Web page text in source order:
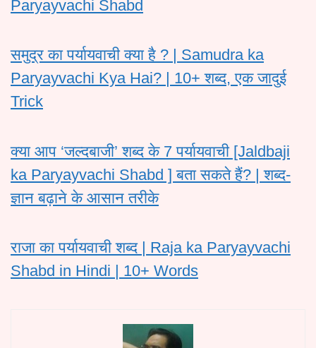
Paryayvachi Shabd
समुद्र का पर्यायवाची क्या है ? | Samudra ka
Paryayvachi Kya Hai? | 10+ शब्द, एक जादुई
Trick
क्या आप ‘जल्दबाजी’ शब्द के 7 पर्यायवाची [Jaldbaji
ka Paryayvachi Shabd ] बता सकते हैं? | शब्द-
ज्ञान बढ़ाने के आसान तरीके
राजा का पर्यायवाची शब्द | Raja ka Paryayvachi
Shabd in Hindi | 10+ Words